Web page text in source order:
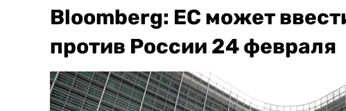
Bloomberg: ЕС может
против России 24 февраля